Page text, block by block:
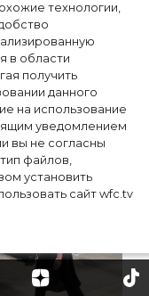
технологии,
в области
получить
данного
на использование
уведомлением
вы не согласны
файлов,
установить
сайт wfc.tv